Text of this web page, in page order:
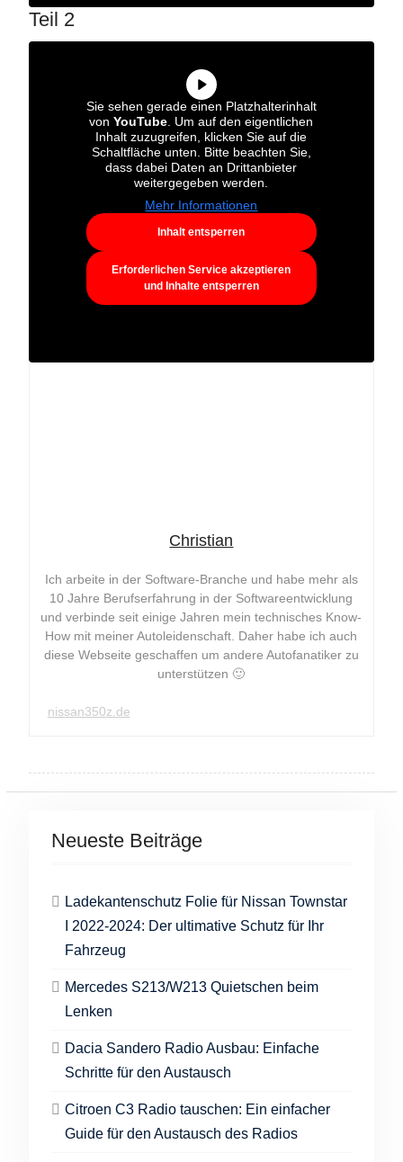
Teil 2
Sie sehen gerade einen Platzhalterinhalt
vonYouTube . Um auf den eigentlichen
Inhalt zuzugreifen, klicken Sie auf die
Schaltfläche unten. Bitte beachten Sie,
dass dabei Daten an Drittanbieter
weitergegeben werden.
Mehr Informationen
Inhalt entsperren
Erforderlichen Service akzeptieren
und Inhalte entsperren
Christian
Ich arbeite in der Software-Branche und habe mehr als
10 Jahre Berufserfahrung in der Softwareentwicklung
und verbinde seit einige Jahren mein technisches Know-
How mit meiner Autoleidenschaft. Daher habe ich auch
diese Webseite geschaffen um andere Autofanatiker zu
unterstützen 🙂
nissan350z.de
Neueste Beiträge
Ladekantenschutz Folie für Nissan Townstar
I 2022-2024: Der ultimative Schutz für Ihr
Fahrzeug
Mercedes S213/W213 Quietschen beim
Lenken
Dacia Sandero Radio Ausbau: Einfache
Schritte für den Austausch
Citroen C3 Radio tauschen: Ein einfacher
Guide für den Austausch des Radios